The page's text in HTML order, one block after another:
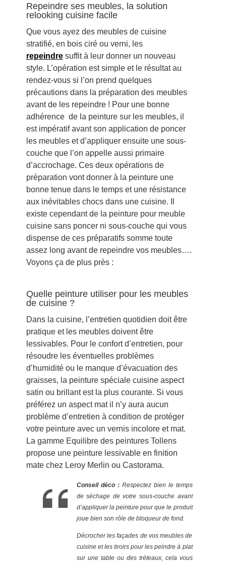
Repeindre ses meubles, la solution
relooking cuisine facile
Que vous ayez des meubles de cuisine
stratifié, en bois ciré ou verni, les
repeindresuffit à leur donner un nouveau
style. L’opération est simple et le résultat au
rendez-vous si l’on prend quelques
précautions dans la préparation des meubles
avant de les repeindre ! Pour une bonne
adhérence de la peinture sur les meubles, il
est impératif avant son application de poncer
les meubles et d’appliquer ensuite une sous-
couche que l’on appelle aussi primaire
d’accrochage. Ces deux opérations de
préparation vont donner à la peinture une
bonne tenue dans le temps et une résistance
aux inévitables chocs dans une cuisine. Il
existe cependant de la peinture pour meuble
cuisine sans poncer ni sous-couche qui vous
dispense de ces préparatifs somme toute
assez long avant de repeindre vos meubles….
Voyons ça de plus près :
Quelle peinture utiliser pour les meubles
de cuisine ?
Dans la cuisine, l’entretien quotidien doit être
pratique et les meubles doivent être
lessivables. Pour le confort d’entretien, pour
résoudre les éventuelles problèmes
d’humidité ou le manque d’évacuation des
graisses, la peinture spéciale cuisine aspect
satin ou brillant est la plus courante. Si vous
préférez un aspect mat il n’y aura aucun
problème d’entretien à condition de protéger
votre peinture avec un vernis incolore et mat.
La gamme Equilibre des peintures Tollens
propose une peinture lessivable en finition
mate chez Leroy Merlin ou Castorama.
Conseil déco : Respectez bien le temps
de séchage de votre sous-couche avant
d’appliquer la peinture pour que le produit
joue bien son rôle de bloqueur de fond.
Décrocher les façades de vos meubles de
cuisine et les tiroirs pour les peindre à plat
sur une table ou des tréteaux, cela vous